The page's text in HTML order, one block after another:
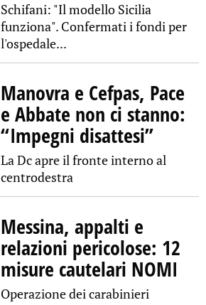
Schifani: "Il modello Sicilia
funziona". Confermati i fondi per
l'ospedale...
Manovra e Cefpas, Pace
e Abbate non ci stanno:
“Impegni disattesi”
La Dc apre il fronte interno al
centrodestra
Messina, appalti e
relazioni pericolose: 12
misure cautelari NOMI
Operazione dei carabinieri